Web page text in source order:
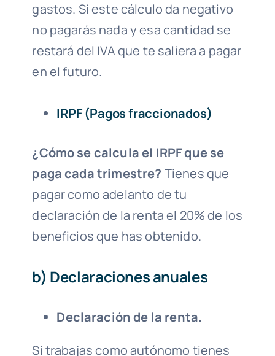
gastos. Si este cálculo da negativo
no pagarás nada y esa cantidad se
restará del IVA que te saliera a pagar
en el futuro.
IRPF (Pagos fraccionados)
¿Cómo se calcula el IRPF que se
paga cada trimestre? Tienes que
pagar como adelanto de tu
declaración de la renta el 20% de los
beneficios que has obtenido.
b) Declaraciones anuales
Declaración de la renta.
Si trabajas como autónomo tienes